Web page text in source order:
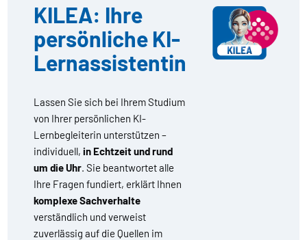
KILEA: Ihre
persönliche KI-
Lernassistentin
Lassen Sie sich bei Ihrem Studium
von Ihrer persönlichen KI-
Lernbegleiterin unterstützen –
individuell, in Echtzeit und rund
um die Uhr. Sie beantwortet alle
Ihre Fragen fundiert, erklärt Ihnen
komplexe Sachverhalte
verständlich und verweist
zuverlässig auf die Quellen im